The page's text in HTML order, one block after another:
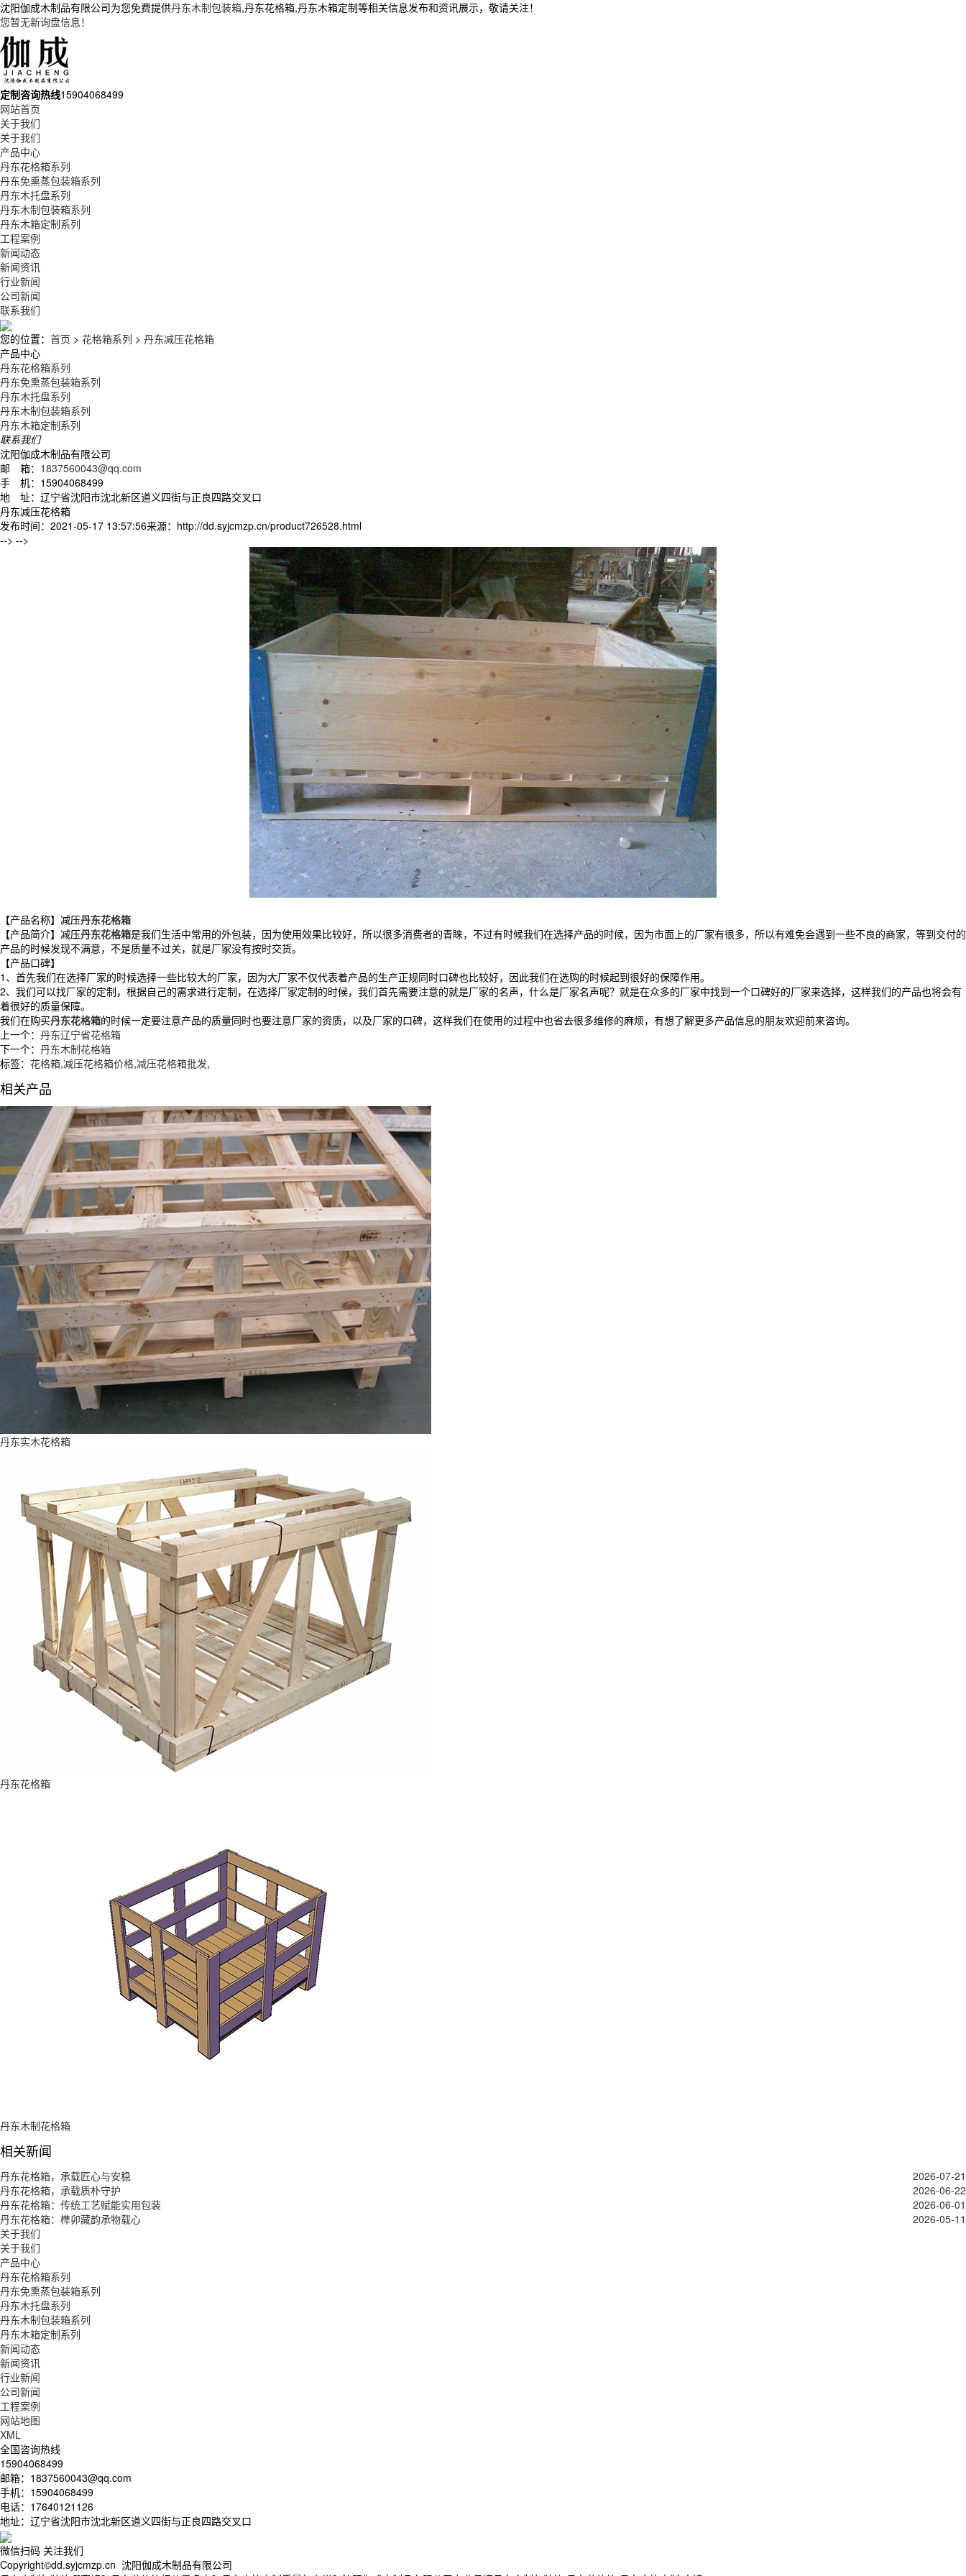
沈阳伽成木制品有限公司为您免费提供丹东木制包装箱,丹东花格箱,丹东木箱定制等相关信息发布和资讯展示，敬请关注！
您暂无新询盘信息！
定制咨询热线15904068499
网站首页
关于我们
关于我们
产品中心
丹东花格箱系列
丹东免熏蒸包装箱系列
丹东木托盘系列
丹东木制包装箱系列
丹东木箱定制系列
工程案例
新闻动态
新闻资讯
行业新闻
公司新闻
联系我们
您的位置： 首页 > 花格箱系列 > 丹东减压花格箱
产品中心
丹东花格箱系列
丹东免熏蒸包装箱系列
丹东木托盘系列
丹东木制包装箱系列
丹东木箱定制系列
联系我们
沈阳伽成木制品有限公司
邮 箱： 1837560043@qq.com
手 机：15904068499
地 址：辽宁省沈阳市沈北新区道义四街与正良四路交叉口
丹东减压花格箱
发布时间：2021-05-17 13:57:56来源：http://dd.syjcmzp.cn/product726528.html
--> -->
【产品名称】减压丹东花格箱
【产品简介】减压丹东花格箱是我们生活中常用的外包装，因为使用效果比较好，所以很多消费者的青睐，不过有时候我们在选择产品的时候，因为市面上的厂家有很多，所以有难免会遇到一些不良的商家，等到交付的
产品的时候发现不满意，不是质量不过关，就是厂家没有按时交货。
【产品口碑】
1、首先我们在选择厂家的时候选择一些比较大的厂家，因为大厂家不仅代表着产品的生产正规同时口碑也比较好，因此我们在选购的时候起到很好的保障作用。
2、我们可以找厂家的定制，根据自己的需求进行定制，在选择厂家定制的时候，我们首先需要注意的就是厂家的名声，什么是厂家名声呢？就是在众多的厂家中找到一个口碑好的厂家来选择，这样我们的产品也将会有
着很好的质量保障。
我们在购买丹东花格箱的时候一定要注意产品的质量同时也要注意厂家的资质，以及厂家的口碑，这样我们在使用的过程中也省去很多维修的麻烦，有想了解更多产品信息的朋友欢迎前来咨询。
上一个： 丹东辽宁省花格箱
下一个： 丹东木制花格箱
标签： 花格箱,减压花格箱价格,减压花格箱批发,
相关产品
丹东实木花格箱
丹东花格箱
丹东木制花格箱
相关新闻
丹东花格箱，承载匠心与安稳
2026-07-21
丹东花格箱，承载质朴守护
2026-06-22
丹东花格箱：传统工艺赋能实用包装
2026-06-01
丹东花格箱：榫卯藏韵承物载心
2026-05-11
关于我们
关于我们
产品中心
丹东花格箱系列
丹东免熏蒸包装箱系列
丹东木托盘系列
丹东木制包装箱系列
丹东木箱定制系列
新闻动态
新闻资讯
行业新闻
公司新闻
工程案例
网站地图
XML
全国咨询热线
15904068499
邮箱：1837560043@qq.com
手机：15904068499
电话：17640121126
地址：辽宁省沈阳市沈北新区道义四街与正良四路交叉口
微信扫码 关注我们
Copyright©dd.syjcmzp.cn 沈阳伽成木制品有限公司